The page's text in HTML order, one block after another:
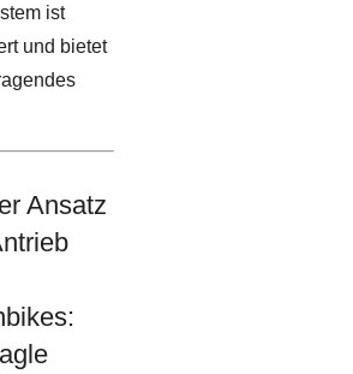
ist
und bietet
Ansatz